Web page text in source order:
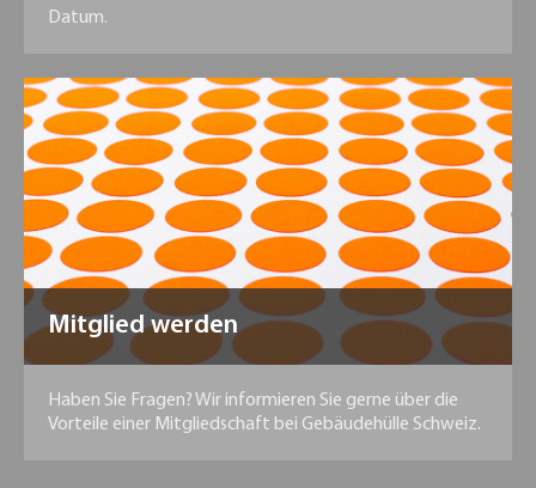
Datum.
Mitglied werden
Haben Sie Fragen? Wir informieren Sie gerne über die
Vorteile einer Mitgliedschaft bei Gebäudehülle Schweiz.